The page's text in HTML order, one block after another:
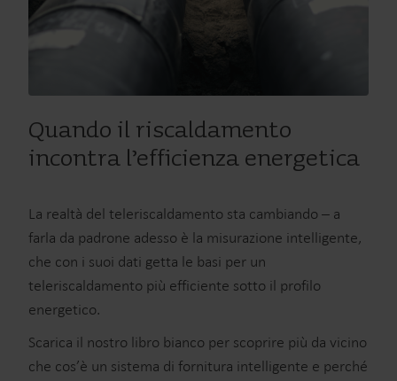
Quando il riscaldamento
incontra l’efficienza energetica
La realtà del teleriscaldamento sta cambiando – a
farla da padrone adesso è la misurazione intelligente,
che con i suoi dati getta le basi per un
teleriscaldamento più efficiente sotto il profilo
energetico.
Scarica il nostro libro bianco per scoprire più da vicino
che cos’è un sistema di fornitura intelligente e perché